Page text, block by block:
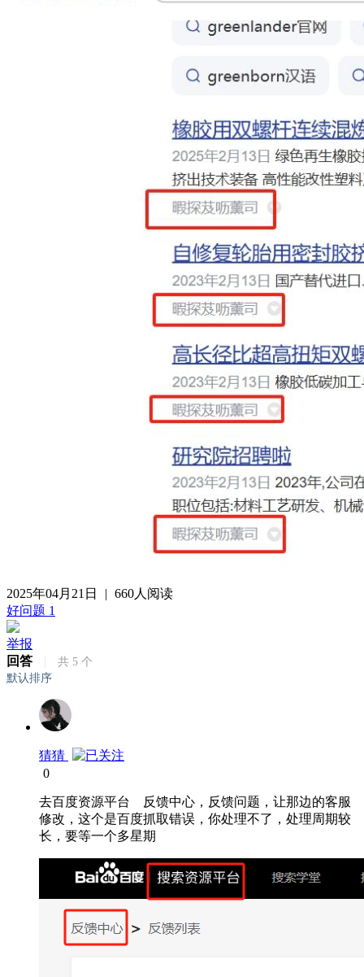
2025年04月21日 | 660人阅读
好问题 1
举报
回答
共 5 个
默认排序
猜猜
0
去百度资源平台 反馈中心，反馈问题，让那边的客服
修改，这个是百度抓取错误，你处理不了，处理周期较
长，要等一个多星期